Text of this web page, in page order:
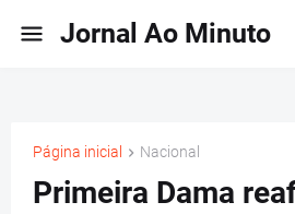
Jornal Ao Minuto
Página inicial Nacional
Primeira Dama